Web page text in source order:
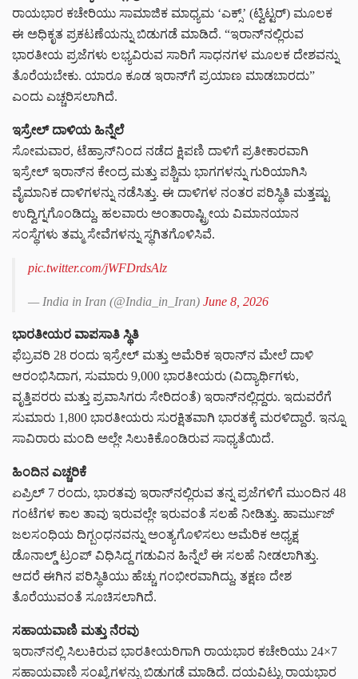
ರಾಯಭಾರ ಕಚೇರಿಯು ಸಾಮಾಜಿಕ ಮಾಧ್ಯಮ ‘ಎಕ್ಸ್’ (ಟ್ವಿಟ್ಟರ್) ಮೂಲಕ
ಈ ಅಧಿಕೃತ ಪ್ರಕಟಣೆಯನ್ನು ಬಿಡುಗಡೆ ಮಾಡಿದೆ. “ಇರಾನ್‌ನಲ್ಲಿರುವ
ಭಾರತೀಯ ಪ್ರಜೆಗಳು ಲಭ್ಯವಿರುವ ಸಾರಿಗೆ ಸಾಧನಗಳ ಮೂಲಕ ದೇಶವನ್ನು
ತೊರೆಯಬೇಕು. ಯಾರೂ ಕೂಡ ಇರಾನ್‌ಗೆ ಪ್ರಯಾಣ ಮಾಡಬಾರದು”
ಎಂದು ಎಚ್ಚರಿಸಲಾಗಿದೆ.
ಇಸ್ರೇಲ್ ದಾಳಿಯ ಹಿನ್ನೆಲೆ
ಸೋಮವಾರ, ಟೆಹ್ರಾನ್‌ನಿಂದ ನಡೆದ ಕ್ಷಿಪಣಿ ದಾಳಿಗೆ ಪ್ರತೀಕಾರವಾಗಿ
ಇಸ್ರೇಲ್ ಇರಾನ್‌ನ ಕೇಂದ್ರ ಮತ್ತು ಪಶ್ಚಿಮ ಭಾಗಗಳನ್ನು ಗುರಿಯಾಗಿಸಿ
ವೈಮಾನಿಕ ದಾಳಿಗಳನ್ನು ನಡೆಸಿತ್ತು. ಈ ದಾಳಿಗಳ ನಂತರ ಪರಿಸ್ಥಿತಿ ಮತ್ತಷ್ಟು
ಉದ್ವಿಗ್ನಗೊಂಡಿದ್ದು, ಹಲವಾರು ಅಂತಾರಾಷ್ಟ್ರೀಯ ವಿಮಾನಯಾನ
ಸಂಸ್ಥೆಗಳು ತಮ್ಮ ಸೇವೆಗಳನ್ನು ಸ್ಥಗಿತಗೊಳಿಸಿವೆ.
pic.twitter.com/jWFDrdsAlz
— India in Iran (@India_in_Iran) June 8, 2026
ಭಾರತೀಯರ ವಾಪಸಾತಿ ಸ್ಥಿತಿ
ಫೆಬ್ರವರಿ 28 ರಂದು ಇಸ್ರೇಲ್ ಮತ್ತು ಅಮೆರಿಕ ಇರಾನ್‌ನ ಮೇಲೆ ದಾಳಿ
ಆರಂಭಿಸಿದಾಗ, ಸುಮಾರು 9,000 ಭಾರತೀಯರು (ವಿದ್ಯಾರ್ಥಿಗಳು,
ವೃತ್ತಿಪರರು ಮತ್ತು ಪ್ರವಾಸಿಗರು ಸೇರಿದಂತೆ) ಇರಾನ್‌ನಲ್ಲಿದ್ದರು. ಇದುವರೆಗೆ
ಸುಮಾರು 1,800 ಭಾರತೀಯರು ಸುರಕ್ಷಿತವಾಗಿ ಭಾರತಕ್ಕೆ ಮರಳಿದ್ದಾರೆ. ಇನ್ನೂ
ಸಾವಿರಾರು ಮಂದಿ ಅಲ್ಲೇ ಸಿಲುಕಿಕೊಂಡಿರುವ ಸಾಧ್ಯತೆಯಿದೆ.
ಹಿಂದಿನ ಎಚ್ಚರಿಕೆ
ಏಪ್ರಿಲ್ 7 ರಂದು, ಭಾರತವು ಇರಾನ್‌ನಲ್ಲಿರುವ ತನ್ನ ಪ್ರಜೆಗಳಿಗೆ ಮುಂದಿನ 48
ಗಂಟೆಗಳ ಕಾಲ ತಾವು ಇರುವಲ್ಲೇ ಇರುವಂತೆ ಸಲಹೆ ನೀಡಿತ್ತು. ಹಾರ್ಮುಜ್
ಜಲಸಂಧಿಯ ದಿಗ್ಬಂಧನವನ್ನು ಅಂತ್ಯಗೊಳಿಸಲು ಅಮೆರಿಕ ಅಧ್ಯಕ್ಷ
ಡೊನಾಲ್ಡ್ ಟ್ರಂಪ್ ವಿಧಿಸಿದ್ದ ಗಡುವಿನ ಹಿನ್ನೆಲೆ ಈ ಸಲಹೆ ನೀಡಲಾಗಿತ್ತು.
ಆದರೆ ಈಗಿನ ಪರಿಸ್ಥಿತಿಯು ಹೆಚ್ಚು ಗಂಭೀರವಾಗಿದ್ದು, ತಕ್ಷಣ ದೇಶ
ತೊರೆಯುವಂತೆ ಸೂಚಿಸಲಾಗಿದೆ.
ಸಹಾಯವಾಣಿ ಮತ್ತು ನೆರವು
ಇರಾನ್‌ನಲ್ಲಿ ಸಿಲುಕಿರುವ ಭಾರತೀಯರಿಗಾಗಿ ರಾಯಭಾರ ಕಚೇರಿಯು 24×7
ಸಹಾಯವಾಣಿ ಸಂಖ್ಯೆಗಳನ್ನು ಬಿಡುಗಡೆ ಮಾಡಿದೆ. ದಯವಿಟ್ಟು ರಾಯಭಾರ